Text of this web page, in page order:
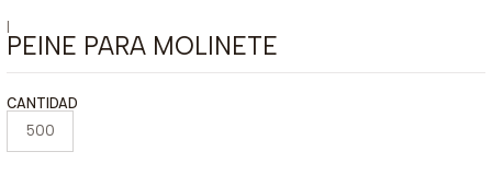
|
PEINE PARA MOLINETE
CANTIDAD
500